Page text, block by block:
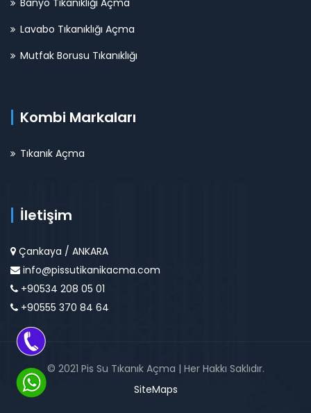
Lavabo Tıkanıklığı Açma
Mutfak Borusu Tıkanıklığı
Kombi Markaları
Tıkanık Açma
İletişim
Çankaya / ANKARA
info@pissutikanikacma.com
+90534 208 05 01
+90555 370 84 64
© 2021 Pis Su Tıkanık Açma | Her Hakkı Saklıdır.
SiteMaps